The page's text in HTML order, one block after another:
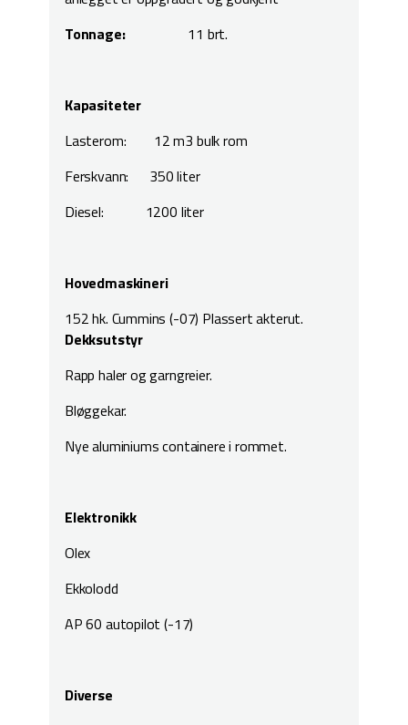
Tonnage:11 brt.
Kapasiteter
Lasterom: 12 m3 bulk rom
Ferskvann: 350 liter
Diesel: 1200 liter
Hovedmaskineri
152 hk. Cummins (-07) Plassert akterut.
Dekksutstyr
Rapp haler og garngreier.
Bløggekar.
Nye aluminiums containere i rommet.
Elektronikk
Olex
Ekkolodd
AP 60 autopilot (-17)
Diverse